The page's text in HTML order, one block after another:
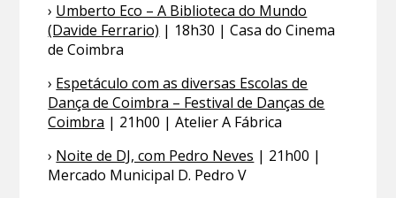
› Umberto Eco – A Biblioteca do Mundo
(Davide Ferrario) | 18h30 | Casa do Cinema
de Coimbra
› Espetáculo com as diversas Escolas de
Dança de Coimbra – Festival de Danças de
Coimbra | 21h00 | Atelier A Fábrica
› Noite de DJ, com Pedro Neves | 21h00 |
Mercado Municipal D. Pedro V